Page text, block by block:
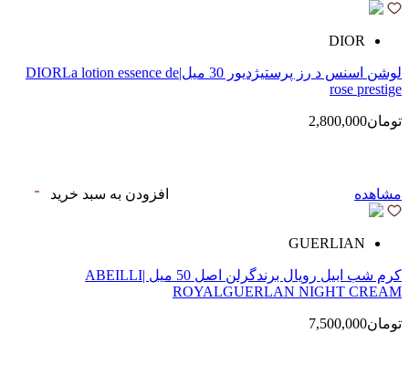
DIOR
لوشن اسنس د رز پرستیژ‌دیور 30 میل|DIORLa lotion essence de
rose prestige
تومان2,800,000
مشاهده افزودن به سبد خرید
GUERLIAN
کرم شب ابیل رویال‌ برندگرلن اصل 50 میل |ABEILLI
ROYALGUERLAN NIGHT CREAM
تومان7,500,000